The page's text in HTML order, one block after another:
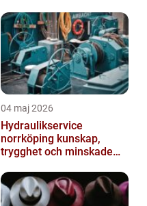
04 maj 2026
Hydraulikservice
norrköping kunskap,
trygghet och minskade